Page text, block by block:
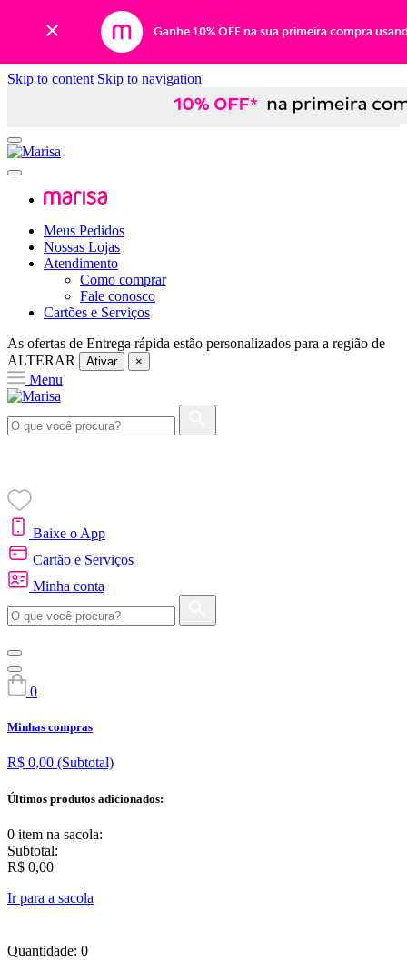
Ganhe 10% OFF na sua primeira compra
Skip to content Skip to navigation
Meus Pedidos
Nossas Lojas
Atendimento
Como comprar
Fale conosco
Cartões e Serviços
As ofertas de Entrega rápida estão personalizados para a região de
ALTERAR
Ativar ×
Menu
Baixe o App
Cartão e Serviços
Minha conta
0
Minhas compras
R$ 0,00 (Subtotal)
Últimos produtos adicionados:
0 item na sacola:
Subtotal:
R$ 0,00
Ir para a sacola
Quantidade: 0